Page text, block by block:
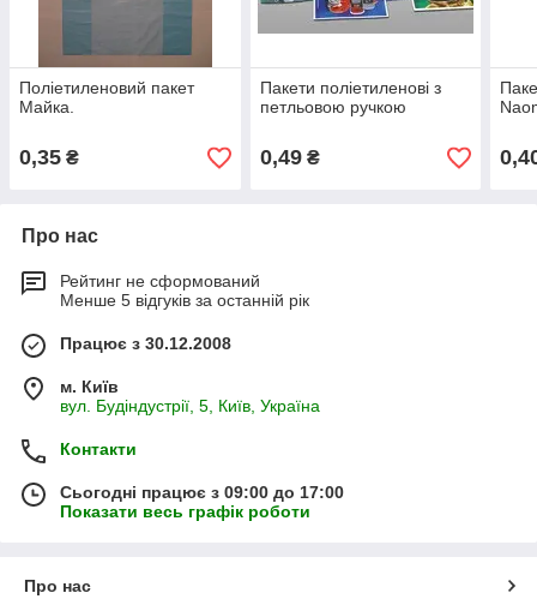
Поліетиленовий пакет
Майка.
0,35 ₴
Пакети поліетиленові з
петльовою ручкою
0,49₴
Про нас
Рейтинг не сформований
Менше 5 відгуків за останній рік
Працює з 30.12.2008
м. Київ
вул. Будіндустрії, 5, Київ, Україна
Контакти
Сьогодні працює з 09:00 до 17:00
Показати весь графік роботи
Про нас